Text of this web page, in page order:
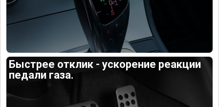
Быстрее отклик - ускорение реакции
педали газа.